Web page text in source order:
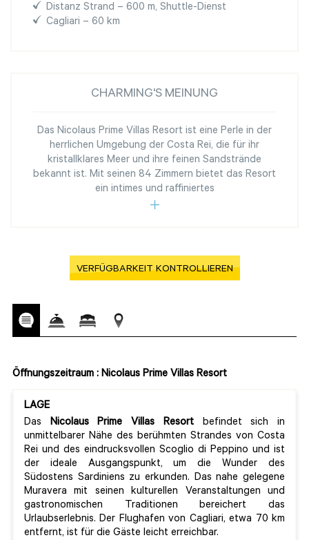
Distanz Strand – 600 m, Shuttle-Dienst
Cagliari – 60 km
CHARMING'S MEINUNG
Das Nicolaus Prime Villas Resort ist eine Perle in der
herrlichen Umgebung der Costa Rei, die für ihr
kristallklares Meer und ihre feinen Sandstrände
bekannt ist. Mit seinen 84 Zimmern bietet das Resort
ein intimes und raffiniertes
VERFÜGBARKEIT KONTROLLIEREN
Öffnungszeitraum : Nicolaus Prime Villas Resort
LAGE
Das Nicolaus Prime Villas Resortbefindet sich in
unmittelbarer Nähe des berühmten Strandes von Costa
Rei und des eindrucksvollen Scoglio di Peppino und ist
der ideale Ausgangspunkt, um die Wunder des
Südostens Sardiniens zu erkunden. Das nahe gelegene
Muravera mit seinen kulturellen Veranstaltungen und
gastronomischen Traditionen bereichert das
Urlaubserlebnis. Der Flughafen von Cagliari, etwa 70 km
entfernt, ist für die Gäste leicht erreichbar.